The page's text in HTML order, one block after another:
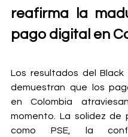
reafirma la
pago digital en
Los resultados del Black
demuestran que los
en Colombia
momento. La solidez de
como PSE, la